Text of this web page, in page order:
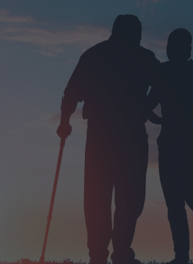
IZDEVNIECĪBA
PROJEKTI